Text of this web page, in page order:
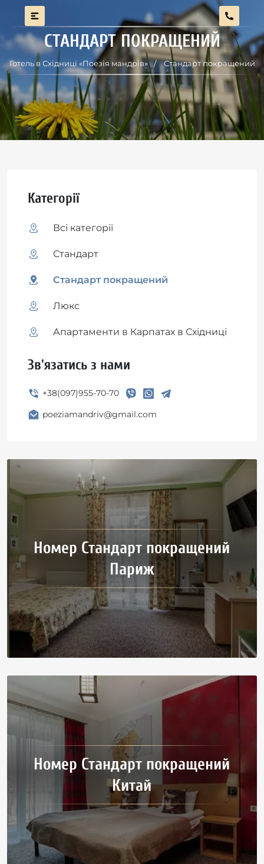
СТАНДАРТ ПОКРАЩЕНИЙ
Готель в Східниці «Поезія мандрів» Стандарт покращений
Категорії
Всі категорії
Стандарт
Стандарт покращений
Люкс
Апартаменти в Карпатах в Східниці
Зв'язатись з нами
+38(097)955-70-70
poeziamandriv@gmail.com
Номер Стандарт покращений
Париж
Номер Стандарт покращений
Китай